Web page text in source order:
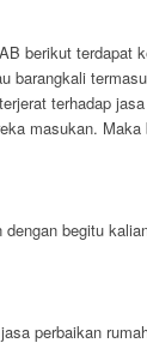
berikut terdapat
barangkali
terhadap
masukan.
begitu
perbaikan